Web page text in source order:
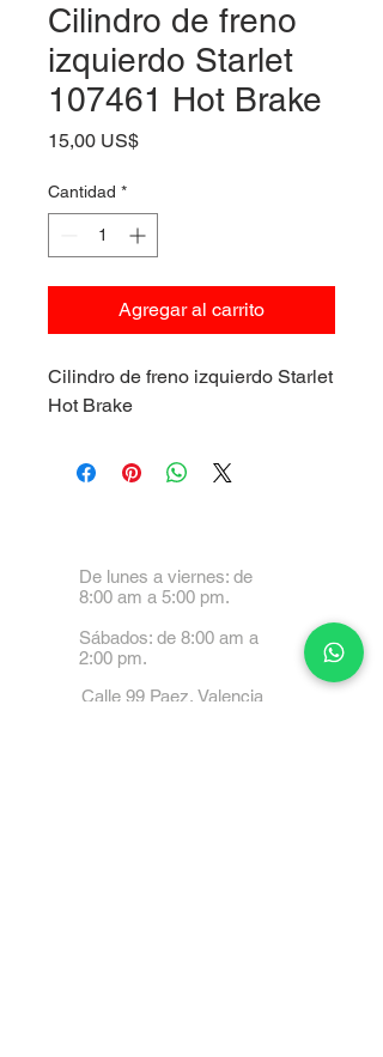
Cilindro de freno
izquierdo Starlet
107461 Hot Brake
15,00 US$Precio
Cantidad *
Agregar al carrito
Cilindro de freno izquierdo Starlet
Hot Brake
De lunes a viernes: de
8:00 am a 5:00 pm.
Sábados: de 8:00 am a
2:00 pm.
Calle 99 Paez, Valencia